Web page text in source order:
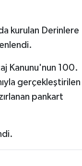
kurulan Derinlere
Kanunu'nun 100.
gerçekleştirilen
pankart